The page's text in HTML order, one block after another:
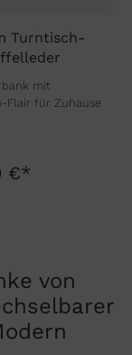
Turntisch-
mit
Flair für Zuhause
€*
von